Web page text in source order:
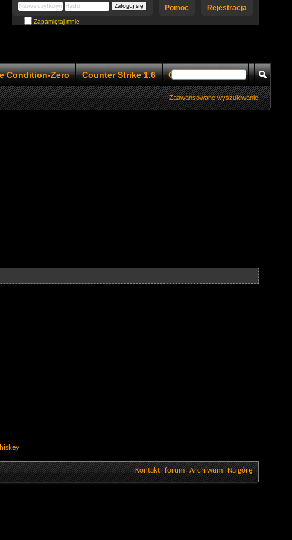
Rejestracja
Pomoc
Zapamiętaj mnie
Condition-Zero Counter Strike 1.6 Counter Strike 1.5
Zaawansowane wyszukiwanie
Kontakt forum Archiwum Na górę